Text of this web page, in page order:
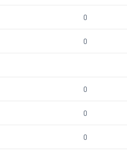
0
0
0
0
0